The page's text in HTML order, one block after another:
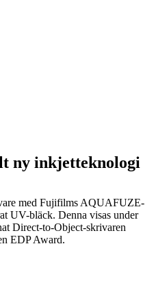
ny inkjetteknologi
med Fujifilms AQUAFUZE-
UV-bläck. Denna visas under
Direct-to-Object-skrivaren
EDP Award.